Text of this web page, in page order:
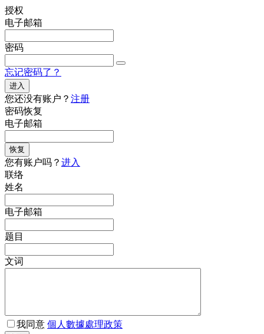
授权
电子邮箱
密码
忘记密码了？
进入
您还没有账户？ 注册
密码恢复
电子邮箱
恢复
您有账户吗？ 进入
联络
姓名
电子邮箱
题目
文词
我同意 個人數據處理政策